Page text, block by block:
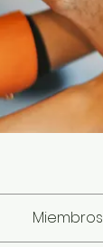
Miembros